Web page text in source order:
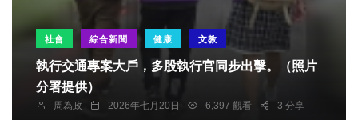
社會 綜合新聞 健康 文教
執行交通專案大戶，多股執行官同步出擊。（照片
分署提供）
周為政 2026年七月20日 6,397 觀看 3 分享